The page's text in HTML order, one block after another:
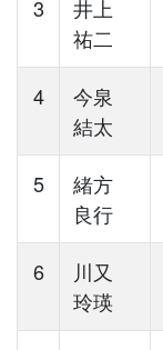
3
井上
祐二
4
今泉
結太
5
緒方
良行
6
川又
玲瑛